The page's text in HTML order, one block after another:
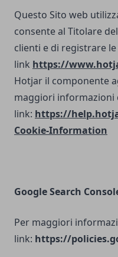
Questo Sito web
consente al Titolare
clienti e di registrare
link https://
Hotjar il componente
maggiori informazioni
link: https://
Cookie-Information
Google Search
Per maggiori
link: https://